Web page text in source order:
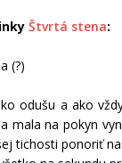
Štvrtá stena:
(?)
odušu a ako
mala na pokyn
tichosti ponoriť